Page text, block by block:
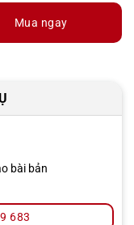
Mua ngay
bài bản
683